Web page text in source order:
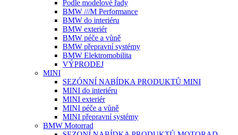
Podle modelové řady
BMW ///M Performance
BMW do interiéru
BMW exteriér
BMW péče a vůně
BMW přepravní systémy
BMW Elektromobilita
VÝPRODEJ
MINI
SEZÓNNÍ NABÍDKA PRODUKTŮ MINI
MINI do interiéru
MINI exteriér
MINI péče a vůně
MINI přepravní systémy
BMW Motorrad